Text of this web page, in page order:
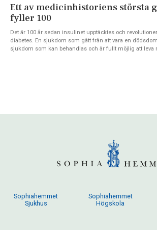
Ett av medicinhistoriens största
fyller 100
Det är 100 år sedan insulinet upptäcktes och
diabetes. En sjukdom som gått från att vara en
sjukdom som kan behandlas och är fullt möjlig att leva
Sophiahemmet
Sjukhus
Sophiahemmet
Högskola